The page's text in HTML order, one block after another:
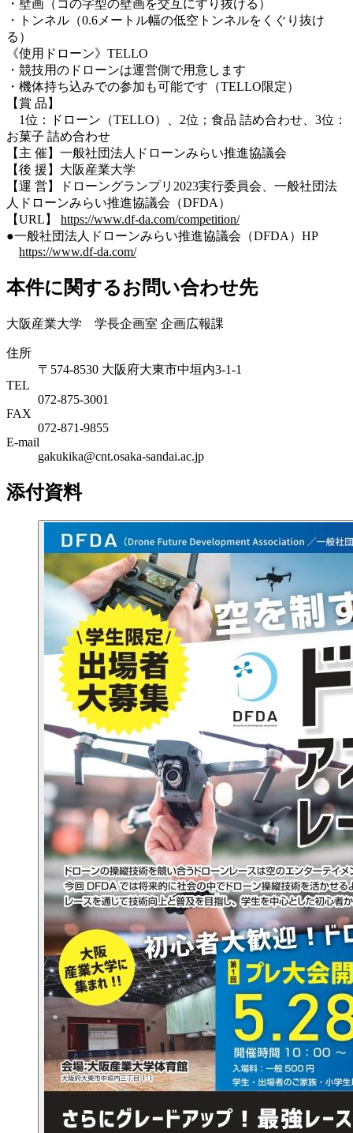
・壁画（コの字型の壁画を交互にすり抜ける）
・トンネル（0.6メートル幅の低空トンネルをくぐり抜け
る）
《使用ドローン》TELLO
・競技用のドローンは運営側で用意します
・機体持ち込みでの参加も可能です（TELLO限定）
【賞 品】
1位：ドローン（TELLO）、2位；食品 詰め合わせ、3位：
お菓子 詰め合わせ
【主 催】一般社団法人ドローンみらい推進協議会
【後 援】大阪産業大学
【運 営】ドローングランプリ2023実行委員会、一般社団法
人ドローンみらい推進協議会（DFDA）
【URL】 https://www.df-da.com/competition/
●一般社団法人ドローンみらい推進協議会（DFDA）HP
https://www.df-da.com/
本件に関するお問い合わせ先
大阪産業大学 学長企画室 企画広報課
住所
〒574-8530 大阪府大東市中垣内3-1-1
TEL
072-875-3001
FAX
072-871-9855
E-mail
gakukika@cnt.osaka-sandai.ac.jp
添付資料